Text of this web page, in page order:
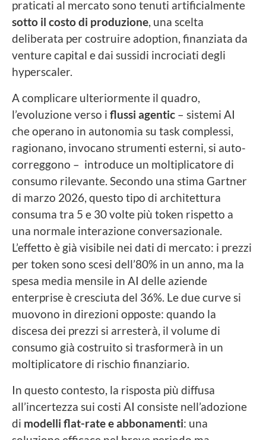
praticati al mercato sono tenuti artificialmente
sotto il costo di produzione, una scelta
deliberata per costruire adoption, finanziata da
venture capital e dai sussidi incrociati degli
hyperscaler.
A complicare ulteriormente il quadro,
l’evoluzione verso i flussi agentic – sistemi AI
che operano in autonomia su task complessi,
ragionano, invocano strumenti esterni, si auto-
correggono – introduce un moltiplicatore di
consumo rilevante. Secondo una stima Gartner
di marzo 2026, questo tipo di architettura
consuma tra 5 e 30 volte più token rispetto a
una normale interazione conversazionale.
L’effetto è già visibile nei dati di mercato: i prezzi
per token sono scesi dell’80% in un anno, ma la
spesa media mensile in AI delle aziende
enterprise è cresciuta del 36%. Le due curve si
muovono in direzioni opposte: quando la
discesa dei prezzi si arresterà, il volume di
consumo già costruito si trasformerà in un
moltiplicatore di rischio finanziario.
In questo contesto, la risposta più diffusa
all’incertezza sui costi AI consiste nell’adozione
di modelli flat-rate e abbonamenti: una